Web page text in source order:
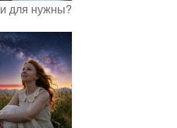
для нужны?